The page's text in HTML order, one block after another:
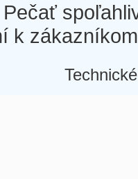
Pečať
k